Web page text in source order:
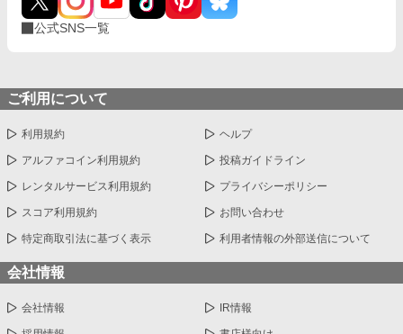
公式SNS一覧
ご利用について
利用規約 ヘルプ
アルファコイン利用規約 投稿ガイドライン
レンタルサービス利用規約 プライバシーポリシー
スコア利用規約 お問い合わせ
特定商取引法に基づく表示 利用者情報の外部送信について
会社情報
会社情報 IR情報